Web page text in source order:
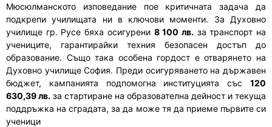
Мюсюлманското изповедание пое критичната задача да
подкрепи училищата ни в ключови моменти. За Духовно
училище гр. Русе бяха осигурени 8 100 лв.за транспорт на
учениците, гарантирайки техния безопасен достъп до
образование. Също така особена гордост е отварянето на
Духовно училище София. Преди осигуряването на държавен
бюджет, кампанията подпомогна институцията със 120
630,39 лв. за стартиране на образователна дейност и текуща
поддръжка на сградата, за да може тя да приеме първите си
ученици